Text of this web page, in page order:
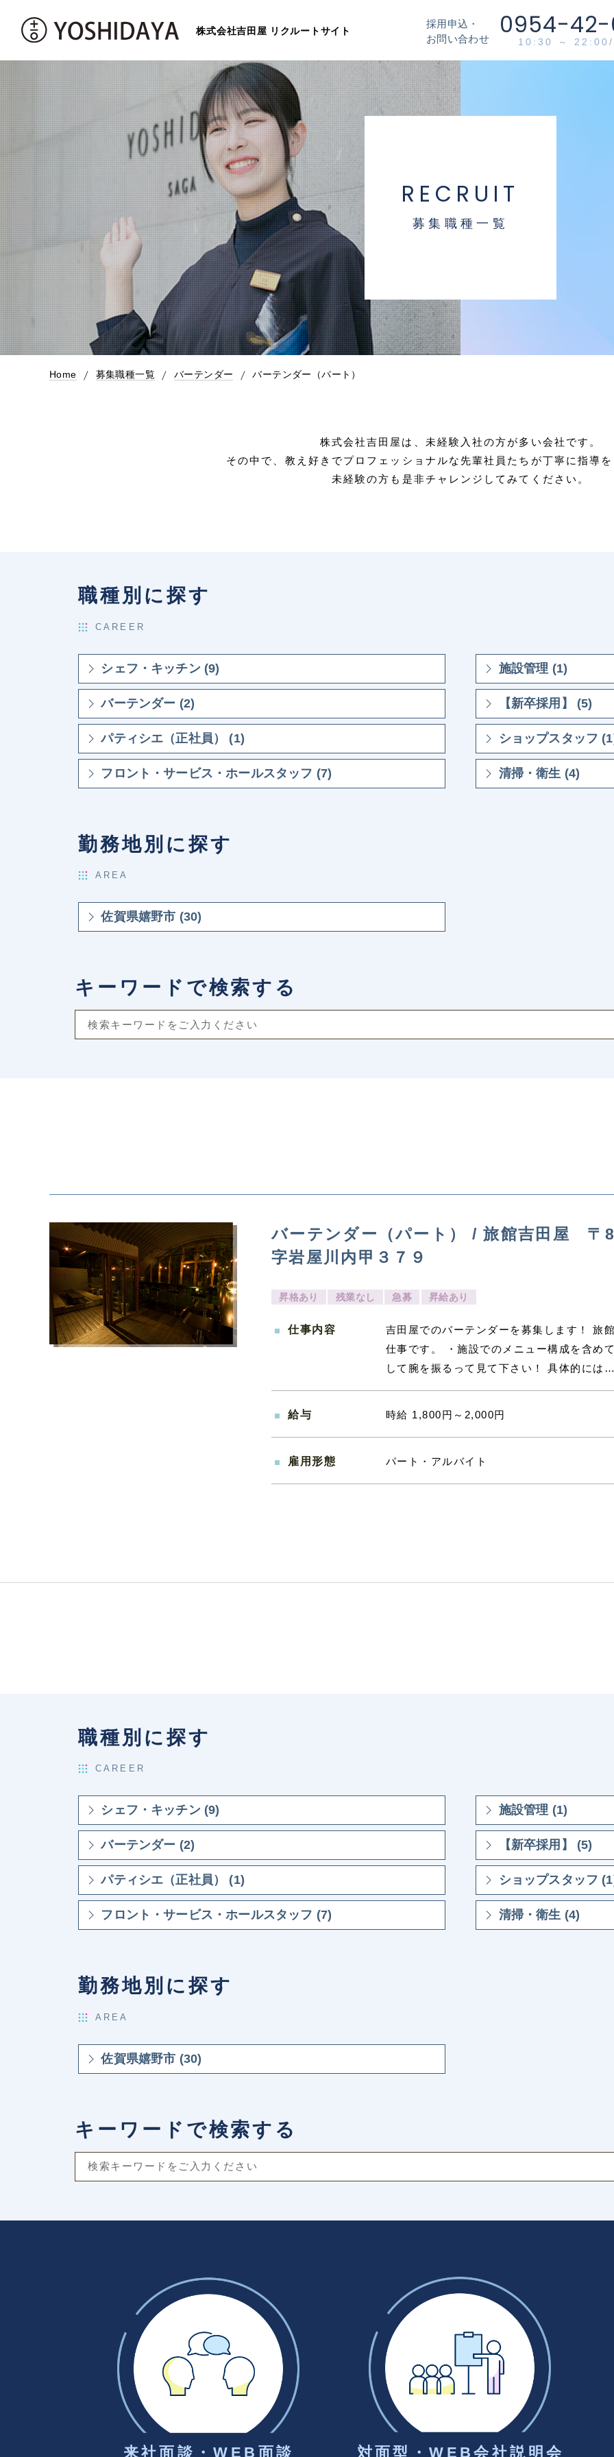
株式会社吉田屋 リクルートサイト
採用申込・
お問い合わせ
0954-
10:30 ～ 22:00/
RECRUIT
募集職種一覧
Home 募集職種一覧 バーテンダー バーテンダー（パート）
株式会社吉田屋は、未経験入社の方が多い会社です。
その中で、教え好きでプロフェッショナルな先輩社員たちが丁寧に指導
未経験の方も是非チャレンジしてみてください。
職種別に探す
CAREER
シェフ・キッチン (9) 施設管理 (1)
バーテンダー (2) 【新卒採用】 (5)
パティシエ（正社員） (1) ショップスタッフ
フロント・サービス・ホールスタッフ (7) 清掃・衛生 (4)
勤務地別に探す
AREA
佐賀県嬉野市 (30)
キーワードで検索する
バーテンダー（パート） / 旅館吉田屋 〒
字岩屋川内甲３７９
昇格あり 残業なし 急募 昇給あり
仕事内容
吉田屋でのバーテンダーを募集します！ 旅
仕事です。 ・施設でのメニュー構成を含め
して腕を振るって見て下さい！ 具体的に
給与 時給 1,800円～2,000円
雇用形態 パート・アルバイト
職種別に探す
CAREER
シェフ・キッチン (9) 施設管理 (1)
バーテンダー (2) 【新卒採用】 (5)
パティシエ（正社員） (1) ショップスタッフ
フロント・サービス・ホールスタッフ (7) 清掃・衛生 (4)
勤務地別に探す
AREA
佐賀県嬉野市 (30)
キーワードで検索する
来社面談・WEB面談 対面型・WEB会社説明会